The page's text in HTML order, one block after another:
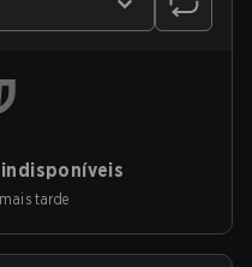
tarde